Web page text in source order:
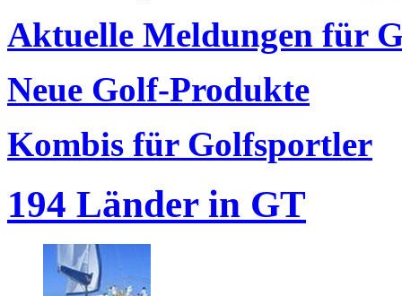
Aktuelle Meldungen für
Neue Golf-Produkte
Kombis für Golfsportler
194 Länder in GT